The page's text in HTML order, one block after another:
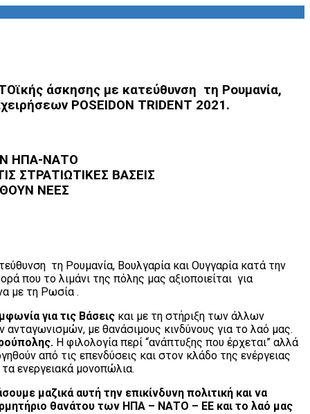
άσκησης με κατεύθυνση τη Ρουμανία,
POSEIDON TRIDENT 2021.
ΗΠΑ-ΝΑΤΟ
ΣΤΡΑΤΙΩΤΙΚΕΣ ΒΑΣΕΙΣ
ΝΕΕΣ
τη Ρουμανία, Βουλγαρία και Ουγγαρία κατά την
που το λιμάνι της πόλης μας αξιοποιείται για
με τη Ρωσία .
για τις Βάσεις και με τη στήριξη των άλλων
με θανάσιμους κινδύνους για το λαό μας.
. Η φιλολογία περί “ανάπτυξης που έρχεται” αλλά
από τις επενδύσεις και στον κλάδο της ενέργειας
ενεργειακά μονοπώλια.
μαζικά αυτή την επικίνδυνη πολιτική και να
θανάτου των ΗΠΑ – ΝΑΤΟ – ΕΕ και το λαό μας